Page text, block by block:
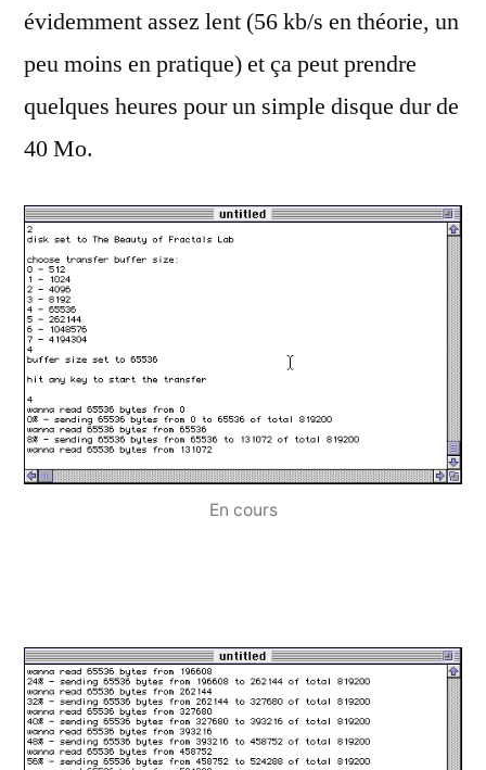
évidemment assez lent (56 kb/s en théorie, un
peu moins en pratique) et ça peut prendre
quelques heures pour un simple disque dur de
40 Mo.
En cours